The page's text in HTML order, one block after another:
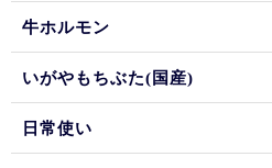
牛ホルモン
いがやもちぶた(国産)
日常使い